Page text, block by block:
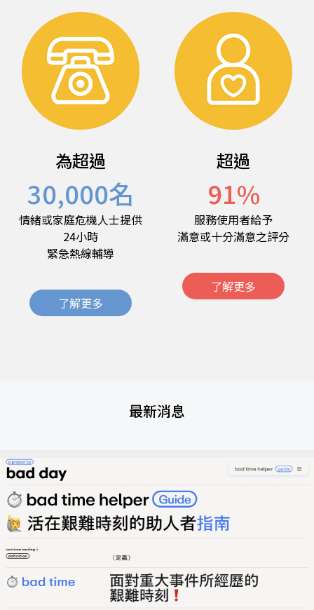
為超過
30,000名
情緒或家庭危機人士提供
24小時
緊急熱線輔導
了解更多
超過
91%
服務使用者給予
滿意或十分滿意之評分
了解更多
最新消息